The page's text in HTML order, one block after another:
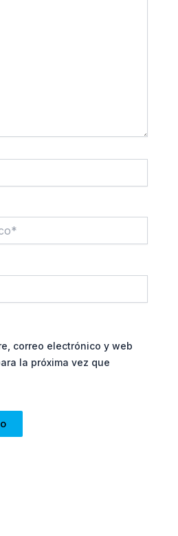
correo electrónico y web
la próxima vez que